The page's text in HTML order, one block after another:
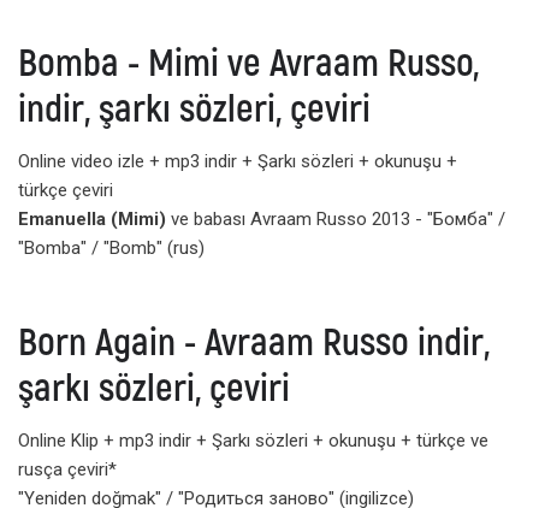
Bomba - Mimi ve Avraam Russo,
indir, şarkı sözleri, çeviri
Online video izle + mp3 indir + Şarkı sözleri + okunuşu +
türkçe çeviri
Emanuella (Mimi) ve babası Avraam Russo 2013 - "Бомба" /
"Bomba" / "Bomb" (rus)
Born Again - Avraam Russo indir,
şarkı sözleri, çeviri
Online Klip + mp3 indir + Şarkı sözleri + okunuşu + türkçe ve
rusça çeviri*
"Yeniden doğmak" / "Родиться заново" (ingilizce)